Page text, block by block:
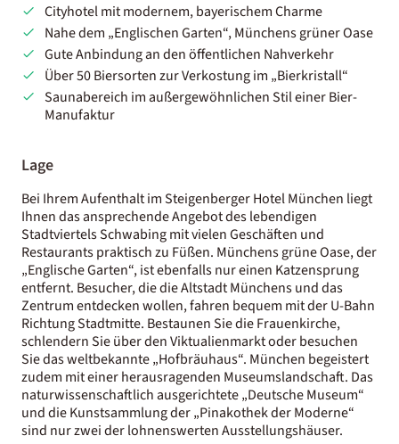
Cityhotel mit modernem, bayerischem Charme
Nahe dem „Englischen Garten“, Münchens grüner Oase
Gute Anbindung an den öffentlichen Nahverkehr
Über 50 Biersorten zur Verkostung im „Bierkristall“
Saunabereich im außergewöhnlichen Stil einer Bier-
Manufaktur
Lage
Bei Ihrem Aufenthalt im Steigenberger Hotel München liegt
Ihnen das ansprechende Angebot des lebendigen
Stadtviertels Schwabing mit vielen Geschäften und
Restaurants praktisch zu Füßen. Münchens grüne Oase, der
„Englische Garten“, ist ebenfalls nur einen Katzensprung
entfernt. Besucher, die die Altstadt Münchens und das
Zentrum entdecken wollen, fahren bequem mit der U-Bahn
Richtung Stadtmitte. Bestaunen Sie die Frauenkirche,
schlendern Sie über den Viktualienmarkt oder besuchen
Sie das weltbekannte „Hofbräuhaus“. München begeistert
zudem mit einer herausragenden Museumslandschaft. Das
naturwissenschaftlich ausgerichtete „Deutsche Museum“
und die Kunstsammlung der „Pinakothek der Moderne“
sind nur zwei der lohnenswerten Ausstellungshäuser.